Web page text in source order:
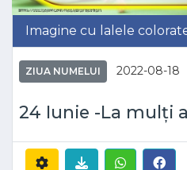
Imagine cu lalele
ZIUA NUMELUI 2022-08-18
24 Iunie -La mulți